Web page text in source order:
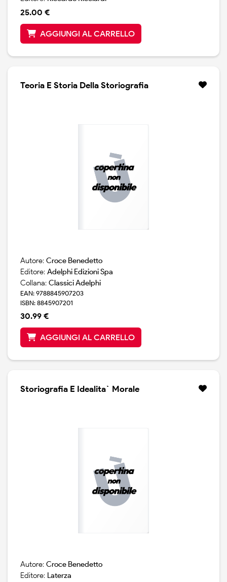
25.00 €
AGGIUNGI AL CARRELLO
Teoria E Storia Della Storiografia
Autore: Croce Benedetto
Editore: Adelphi Edizioni Spa
Collana: Classici Adelphi
EAN: 9788845907203
ISBN: 8845907201
30.99 €
AGGIUNGI AL CARRELLO
Storiografia E Idealita` Morale
Autore: Croce Benedetto
Editore: Laterza